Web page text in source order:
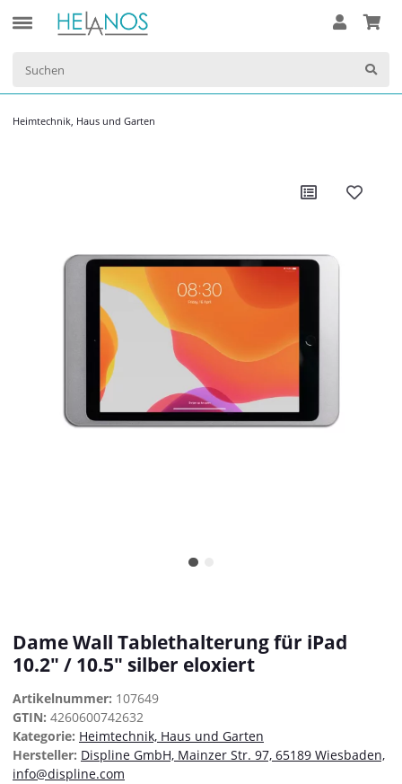
Heimtechnik, Haus und Garten
Dame Wall Tablethalterung für iPad
10.2" / 10.5" silber eloxiert
Artikelnummer: 107649
GTIN: 4260600742632
Kategorie: Heimtechnik, Haus und Garten
Hersteller: Displine GmbH, Mainzer Str. 97, 65189 Wiesbaden,
info@displine.com